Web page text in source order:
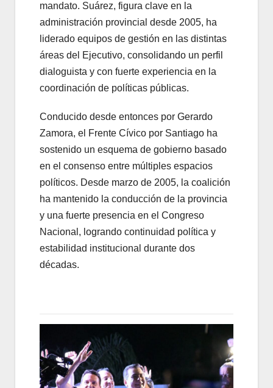
mandato. Suárez, figura clave en la
administración provincial desde 2005, ha
liderado equipos de gestión en las distintas
áreas del Ejecutivo, consolidando un perfil
dialoguista y con fuerte experiencia en la
coordinación de políticas públicas.
Conducido desde entonces por Gerardo
Zamora, el Frente Cívico por Santiago ha
sostenido un esquema de gobierno basado
en el consenso entre múltiples espacios
políticos. Desde marzo de 2005, la coalición
ha mantenido la conducción de la provincia
y una fuerte presencia en el Congreso
Nacional, logrando continuidad política y
estabilidad institucional durante dos
décadas.